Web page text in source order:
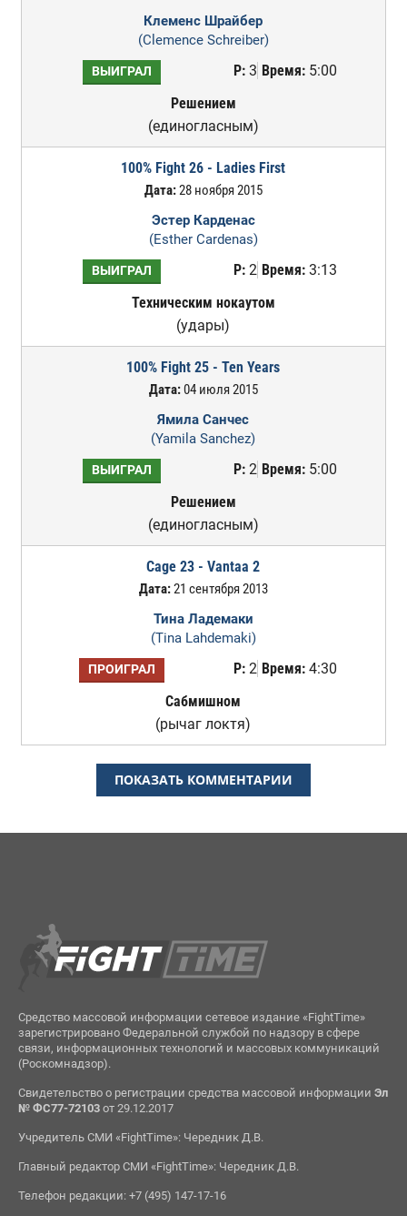
Клеменс Шрайбер
(Clemence Schreiber)
ВЫИГРАЛ Р:3 Время:5:00
Решением
(единогласным)
100% Fight 26 - Ladies First
Дата:28 ноября 2015
Эстер Карденас
(Esther Cardenas)
ВЫИГРАЛ Р:2 Время:3:13
Техническим нокаутом
(удары)
100% Fight 25 - Ten Years
Дата:04 июля 2015
Ямила Санчес
(Yamila Sanchez)
ВЫИГРАЛ Р:2 Время:5:00
Решением
(единогласным)
Cage 23 - Vantaa 2
Дата:21 сентября 2013
Тина Ладемаки
(Tina Lahdemaki)
ПРОИГРАЛ Р:2 Время:4:30
Сабмишном
(рычаг локтя)
ПОКАЗАТЬ КОММЕНТАРИИ
Средство массовой информации сетевое издание «FightTime»
зарегистрировано Федеральной службой по надзору в сфере
связи, информационных технологий и массовых коммуникаций
(Роскомнадзор).
Свидетельство о регистрации средства массовой информации Эл
№ ФС77-72103от 29.12.2017
Учредитель СМИ «FightTime»: Чередник Д.В.
Главный редактор СМИ «FightTime»: Чередник Д.В.
Телефон редакции: +7 (495) 147-17-16